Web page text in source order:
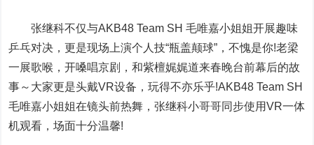
张继科不仅与AKB48 Team SH 毛唯嘉小姐姐开展趣味
乒乓对决，更是现场上演个人技“瓶盖颠球”，不愧是你!老梁
一展歌喉，开嗓唱京剧，和紫檀娓娓道来春晚台前幕后的故
事～大家更是头戴VR设备，玩得不亦乐乎!AKB48 Team SH
毛唯嘉小姐姐在镜头前热舞，张继科小哥哥同步使用VR一体
机观看，场面十分温馨!